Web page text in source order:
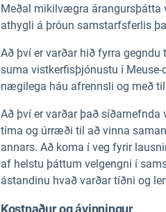
Meðal mikilvægra árangursþátta
athygli á þróun samstarfsferlis
Að því er varðar hið fyrra
suma vistkerfisþjónustu í
nægilega háu afrennsli og með
Að því er varðar það
tíma og úrræði til að vinna
annars. Að koma í veg fyrir
af helstu þáttum velgengni í
ástandinu hvað varðar tíðni og
Kostnaður og ávinningur